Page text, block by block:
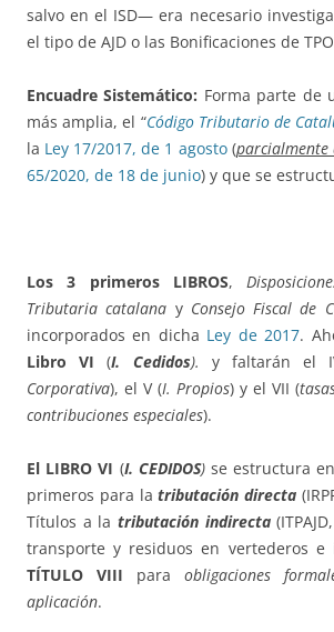
salvo en el ISD— era necesario
el tipo de AJD o las Bonificaciones de
Encuadre Sistemático: Forma parte de
más amplia, el “Código Tributario de
la Ley 17/2017, de 1 agosto(parcialmente
65/2020, de 18 de junio) y que se
Los 3 primeros LIBROS,
Tributaria catalana y Consejo Fiscal de
incorporados en dicha Ley de 2017.
Libro VI (I. Cedidos). y faltarán el
Corporativa), el V (I. Propios) y el VII (
contribuciones especiales).
El LIBRO VI (I. CEDIDOS) se estructura
primeros para latributación directa
Títulos a la tributación indirecta
transporte y residuos en vertederos e
TÍTULO VIII para obligaciones
aplicación.